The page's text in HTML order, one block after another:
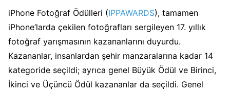
iPhone Fotoğraf Ödülleri (IPPAWARDS), tamamen
iPhone’larda çekilen fotoğrafları sergileyen 17. yıllık
fotoğraf yarışmasının kazananlarını duyurdu.
Kazananlar, insanlardan şehir manzaralarına kadar 14
kategoride seçildi; ayrıca genel Büyük Ödül ve Birinci,
İkinci ve Üçüncü Ödül kazananlar da seçildi. Genel